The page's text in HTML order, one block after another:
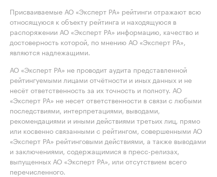
Присваиваемые АО «Эксперт РА» рейтинги отражают всю
относящуюся к объекту рейтинга и находящуюся в
распоряжении АО «Эксперт РА» информацию, качество и
достоверность которой, по мнению АО «Эксперт РА»,
являются надлежащими.
АО «Эксперт РА» не проводит аудита представленной
рейтингуемыми лицами отчётности и иных данных и не
несёт ответственность за их точность и полноту. АО
«Эксперт РА» не несет ответственности в связи с любыми
последствиями, интерпретациями, выводами,
рекомендациями и иными действиями третьих лиц, прямо
или косвенно связанными с рейтингом, совершенными АО
«Эксперт РА» рейтинговыми действиями, а также выводами
и заключениями, содержащимися в пресс-релизах,
выпущенных АО «Эксперт РА», или отсутствием всего
перечисленного.